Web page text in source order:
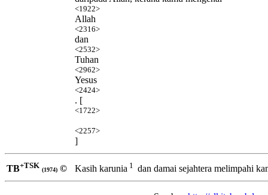
<1922>
Allah
<2316>
dan
<2532>
Tuhan
<2962>
Yesus
<2424>
. [
<1722>
<2257>
]
TB+TSK (1974) © Kasih karunia 1 dan damai sejahtera melimpahi